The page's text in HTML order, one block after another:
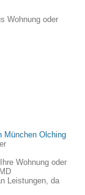
Wohnung oder
München Olching
Wohnung oder
Leistungen, da